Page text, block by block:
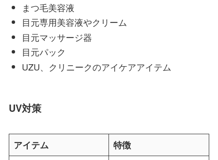
まつ毛美容液
目元専用美容液やクリーム
目元マッサージ器
目元パック
UZU、クリニークのアイケアアイテム
UV対策
アイテム
特徴